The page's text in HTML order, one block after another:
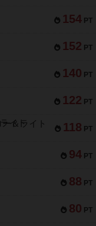
154 PT
152 PT
140 PT
122 PT
118 PT
＆ライト
94 PT
88 PT
80 PT